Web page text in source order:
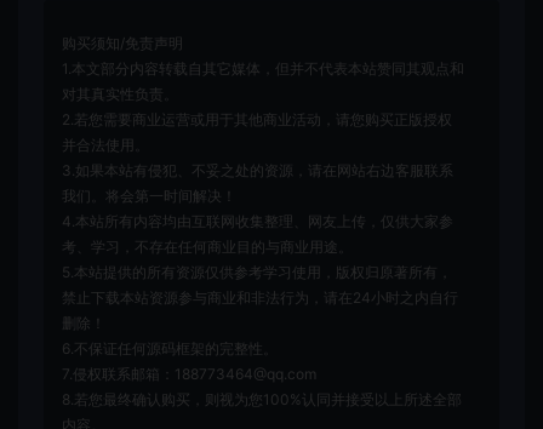
购买须知/免责声明
1.本文部分内容转载自其它媒体，但并不代表本站赞同其观点和
对其真实性负责。
2.若您需要商业运营或用于其他商业活动，请您购买正版授权
并合法使用。
3.如果本站有侵犯、不妥之处的资源，请在网站右边客服联系
我们。将会第一时间解决！
4.本站所有内容均由互联网收集整理、网友上传，仅供大家参
考、学习，不存在任何商业目的与商业用途。
5.本站提供的所有资源仅供参考学习使用，版权归原著所有，
禁止下载本站资源参与商业和非法行为，请在24小时之内自行
删除！
6.不保证任何源码框架的完整性。
7.侵权联系邮箱：188773464@qq.com
8.若您最终确认购买，则视为您100%认同并接受以上所述全部
内容。